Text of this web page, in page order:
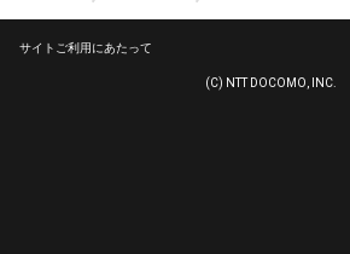
サイトご利用にあたって
(C) NTT DOCOMO, INC.